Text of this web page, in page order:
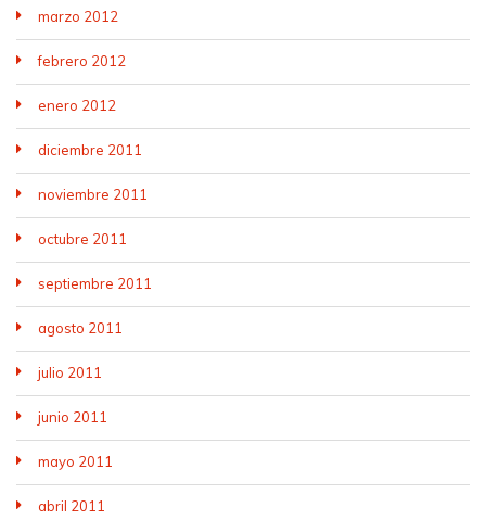
marzo 2012
febrero 2012
enero 2012
diciembre 2011
noviembre 2011
octubre 2011
septiembre 2011
agosto 2011
julio 2011
junio 2011
mayo 2011
abril 2011